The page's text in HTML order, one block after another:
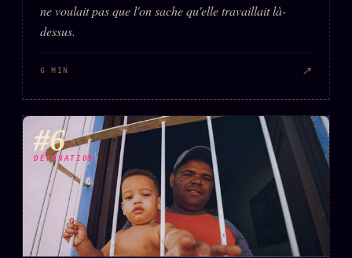
ne voulait pas que l'on sache qu'elle travaillait là-
dessus.
6 MIN ↗
#6
DÉTONATION